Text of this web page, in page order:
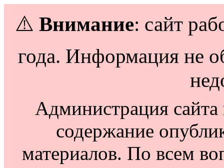
⚠️ Внимание: сайт
года. Информация не
Администрация сайта
содержание
материалов. По всем